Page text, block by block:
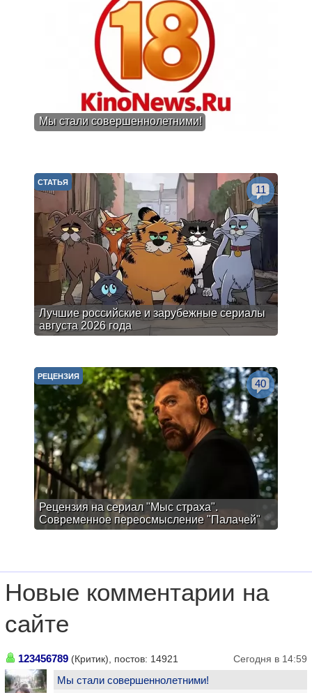
Мы стали совершеннолетними!
Лучшие российские и зарубежные сериалы
августа 2026 года
СТАТЬЯ
11
Рецензия на сериал "Мыс страха".
Современное переосмысление "Палачей"
РЕЦЕНЗИЯ
40
Новые комментарии на
сайте
123456789 (Критик), постов: 14921 Сегодня в 14:59
Мы стали совершеннолетними!